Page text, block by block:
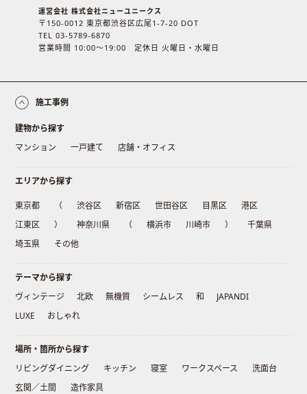
運営会社 株式会社ニューユニークス
〒150-0012 東京都渋谷区広尾1-7-20 DOT
TEL 03-5789-6870
営業時間 10:00〜19:00 定休日 火曜日・水曜日
施工事例
建物から探す
マンション
一戸建て 店舗・オフィス
エリアから探す
東京都 （ 渋谷区 新宿区 世田谷区 目黒区
港区
江東区
） 神奈川県 （ 横浜市 川崎市 ）
千葉県
埼玉県
その他
テーマから探す
ヴィンテージ
北欧 無機質 シームレス 和
JAPANDI
LUXE
おしゃれ
場所・箇所から探す
リビングダイニング
キッチン 寝室 ワークスペース
洗面台
玄関／土間
造作家具